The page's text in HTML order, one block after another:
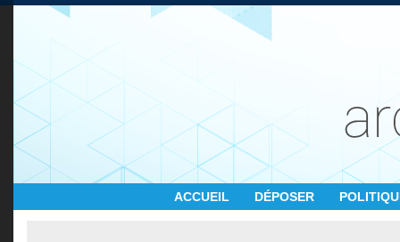
ACCUEIL DÉPOSER